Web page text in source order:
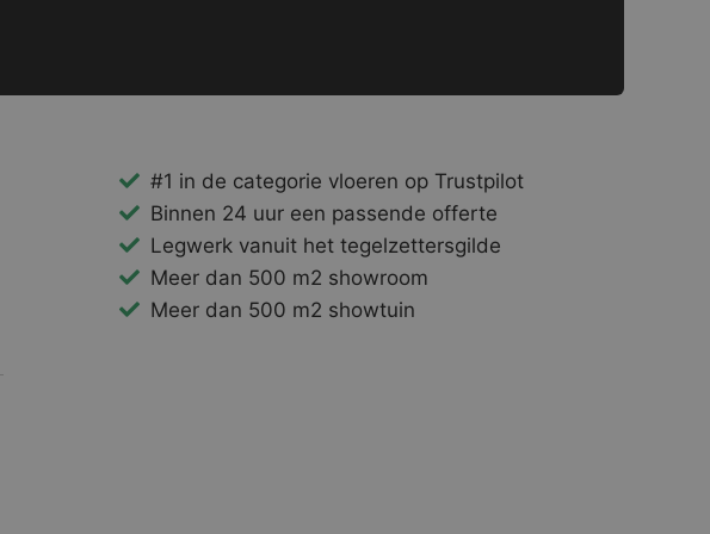
#1 in de categorie vloeren op Trustpilot
Binnen 24 uur een passende offerte
Legwerk vanuit het tegelzettersgilde
Meer dan 500 m2 showroom
Meer dan 500 m2 showtuin